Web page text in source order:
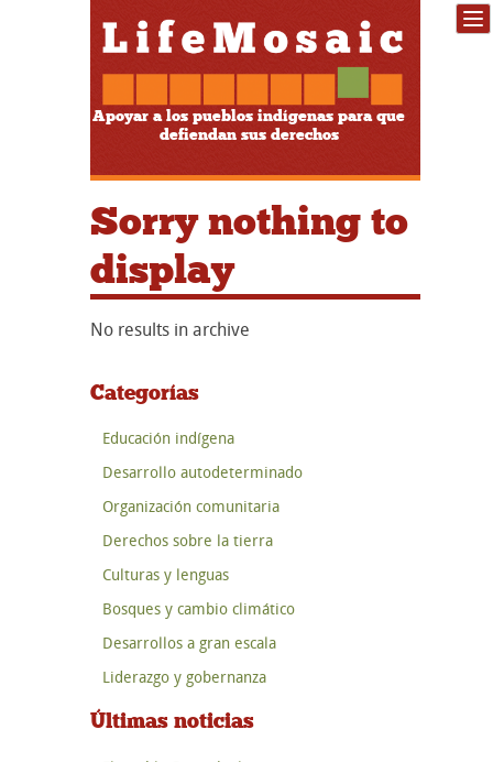
Apoyar a los pueblos indígenas para que
defiendan sus derechos
Sorry nothing to
display
No results in archive
Categorías
Educación indígena
Desarrollo autodeterminado
Organización comunitaria
Derechos sobre la tierra
Culturas y lenguas
Bosques y cambio climático
Desarrollos a gran escala
Liderazgo y gobernanza
Últimas noticias